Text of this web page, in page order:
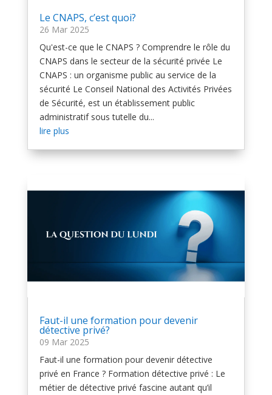
Le CNAPS, c’est quoi?
26 Mar 2025
Qu'est-ce que le CNAPS ? Comprendre le rôle du
CNAPS dans le secteur de la sécurité privée Le
CNAPS : un organisme public au service de la
sécurité Le Conseil National des Activités Privées
de Sécurité, est un établissement public
administratif sous tutelle du...
lire plus
Faut-il une formation pour devenir
détective privé?
09 Mar 2025
Faut-il une formation pour devenir détective
privé en France ? Formation détective privé : Le
métier de détective privé fascine autant qu’il